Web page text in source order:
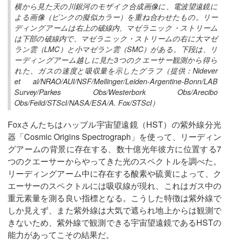
横から見た天の川銀河のモザイク合成画像に、電波望遠鏡に
よる画像（ピンクの擬似カラー）を重ね合わせたもの。リー
ディングアームは右上の破線内、マゼラニック・ストリーム
は下部の破線内で、マゼラニック・ストリームの右に大マゼ
ラン雲（LMC）と小マゼラン雲（SMC）がある。下段は、リ
ーディングアーム越しに見た3つのクエーサー観測から得ら
れた、ガスの速度と吸収量を示したグラフ（提供：Nidever
et al/NRAO/AUI/NSF/Mellinger/Leiden-Argentine-Bonn/LAB
Survey/Parkes Obs/Westerbork Obs/Arecibo
Obs/Feild/STScI/NASA/ESA/A. Fox/STScI）
Foxさんたちはハッブル宇宙望遠鏡（HST）の紫外線分光
器「Cosmic Origins Spectrograph」を使って、リーディン
グアームの背景に存在する、数十億光年彼方に位置する7
つのクエーサーからやってきた光のスペクトルを調べた。
リーディングアーム中に存在する酸素や硫黄によって、ク
エーサーのスペクトルには吸収線が現れ、これはガス中の
重元素量を測る良い指標となる。こうした特徴は紫外線で
しか見えず、また紫外線は大気で遮られ地上からは観測で
きないため、紫外線で観測できる宇宙望遠鏡であるHSTの
能力があってこその結果だ。